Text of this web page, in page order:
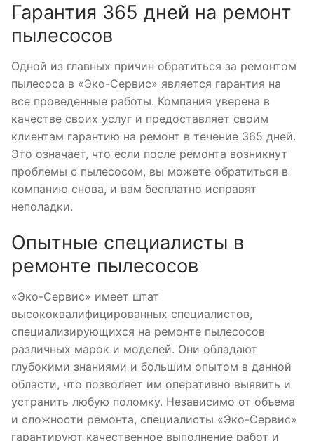
Гарантия 365 дней на ремонт
пылесосов
Одной из главных причин обратиться за ремонтом
пылесоса в «Эко-Сервис» является гарантия на
все проведенные работы. Компания уверена в
качестве своих услуг и предоставляет своим
клиентам гарантию на ремонт в течение 365 дней.
Это означает, что если после ремонта возникнут
проблемы с пылесосом, вы можете обратиться в
компанию снова, и вам бесплатно исправят
неполадки.
Опытные специалисты в
ремонте пылесосов
«Эко-Сервис» имеет штат
высококвалифицированных специалистов,
специализирующихся на ремонте пылесосов
различных марок и моделей. Они обладают
глубокими знаниями и большим опытом в данной
области, что позволяет им оперативно выявить и
устранить любую поломку. Независимо от объема
и сложности ремонта, специалисты «Эко-Сервис»
гарантируют качественное выполнение работ и